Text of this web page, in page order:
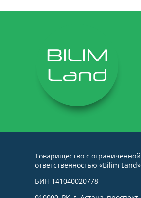
Товарищество с ограниченной
ответственностью «Bilim Land»
БИН 141040020778